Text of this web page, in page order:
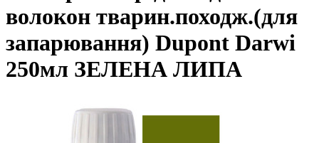
волокон тварин.походж.(для
запарювання) Dupont Darwi
250мл ЗЕЛЕНА ЛИПА